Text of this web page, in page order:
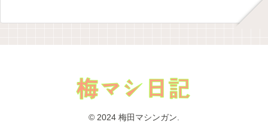
© 2024 梅田マシンガン.